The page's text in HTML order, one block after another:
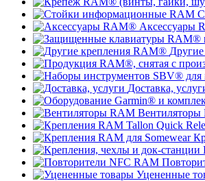
Аксессуары
Доставка,
Вентиляторы
Уцененные